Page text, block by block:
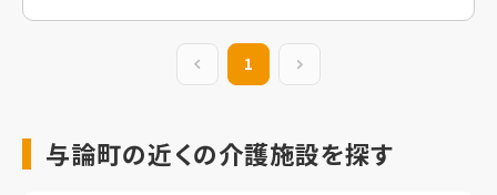
前の20件
1
与論町の近くの介護施設を探す